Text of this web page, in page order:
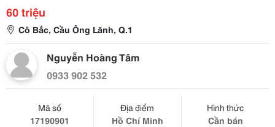
60 triệu
Cô Bắc, Cầu Ông Lãnh, Q.1
Nguyễn Hoàng Tâm
0933 902 532
Mã số
17190901
Địa điểm
Hồ Chí Minh
Hình thức
Cần bán